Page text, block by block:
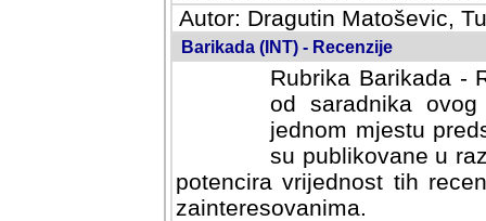
Autor: Dragutin Matoševic,
Barikada (INT) - Recenzije
Rubrika Barikada -
od saradnika
jednom mjestu
su publikovane u
potencira vrijednost tih
zainteresovanima.